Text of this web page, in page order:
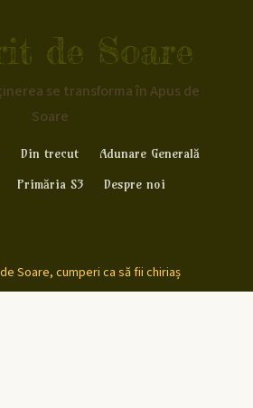
de Soare
se transforma în Apus de
Soare
Din trecut
Adunare Generală
Primăria S3 Despre noi
Soare, cumperi ca să fii chiriaș